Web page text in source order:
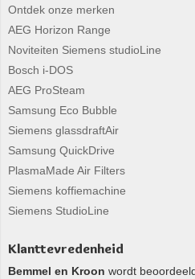
Ontdek onze merken
AEG Horizon Range
Noviteiten Siemens studioLine
Bosch i-DOS
AEG ProSteam
Samsung Eco Bubble
Siemens glassdraftAir
Samsung QuickDrive
PlasmaMade Air Filters
Siemens koffiemachine
Siemens StudioLine
Klanttevredenheid
Bemmel en Kroon wordt